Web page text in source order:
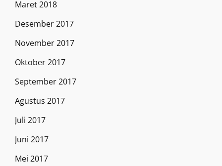
Maret 2018
Desember 2017
November 2017
Oktober 2017
September 2017
Agustus 2017
Juli 2017
Juni 2017
Mei 2017